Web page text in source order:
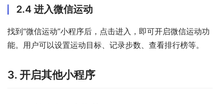
2.4 进入微信运动
找到“微信运动”小程序后，点击进入，即可开启微信运动功
能。用户可以设置运动目标、记录步数、查看排行榜等。
3. 开启其他小程序